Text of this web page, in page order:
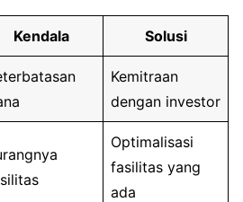
Kendala Solusi
Kemitraan
dengan investor
Optimalisasi
fasilitas yang
ada